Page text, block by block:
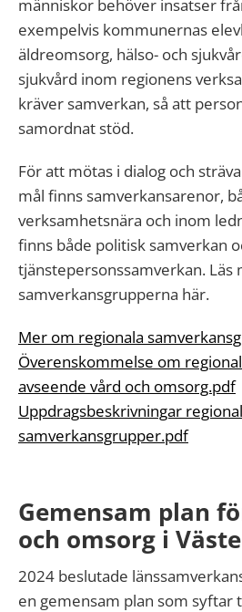
människor behöver insatser
exempelvis kommunernas
äldreomsorg, hälso- och
sjukvård inom regionens
kräver samverkan, så att
samordnat stöd.
För att mötas i dialog och
mål finns samverkansarenor,
verksamhetsnära och inom
finns både politisk samverkan
tjänstepersonssamverkan. Läs
samverkansgrupperna här.
Mer om regionala
Överenskommelse om
avseende vård och omsorg.pdf
Uppdragsbeskrivningar
samverkansgrupper.pdf
Gemensam plan
och omsorg i
2024 beslutade
en gemensam plan som syftar